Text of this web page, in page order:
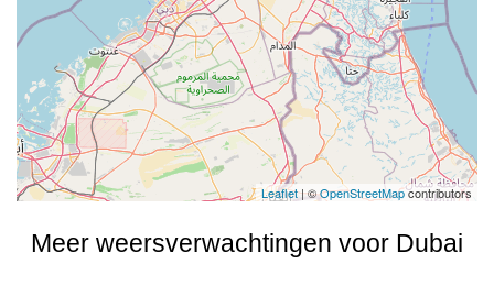
Leaflet| ©OpenStreetMapcontributors
Meer weersverwachtingen voor Dubai